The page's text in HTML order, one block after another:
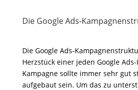
Die Google Ads-
Die Google Ads-
Herzstück einer jeden Google
Kampagne sollte immer sehr gut
aufgebaut sein. Um das zu